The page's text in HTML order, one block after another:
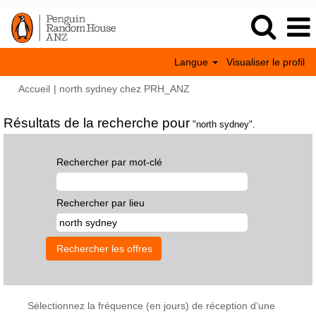
Langue Visualiser le profil
Accueil | north sydney chez PRH_ANZ
Résultats de la recherche pour "north sydney".
Rechercher par mot-clé
Rechercher par lieu
Sélectionnez la fréquence (en jours) de réception d’une